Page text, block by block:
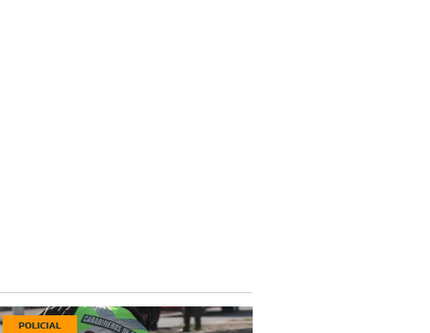
POLICIAL